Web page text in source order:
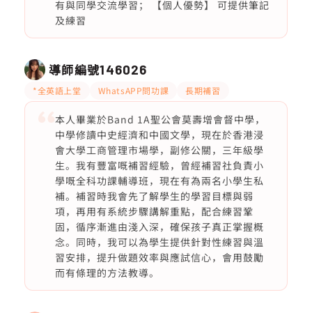
有與同學交流學習； 【個人優勢】 可提供筆記
及練習
導師編號146026
*全英語上堂 WhatsAPP問功課 長期補習
本人畢業於Band 1A聖公會莫壽增會督中學，
中學修讀中史經濟和中國文學，現在於香港浸
會大學工商管理市場學，副修公關，三年級學
生。我有豐富嘅補習經驗，曾經補習社負責小
學嘅全科功課輔導班，現在有為兩名小學生私
補。補習時我會先了解學生的學習目標與弱
項，再用有系統步驟講解重點，配合練習鞏
固，循序漸進由淺入深，確保孩子真正掌握概
念。同時，我可以為學生提供針對性練習與溫
習安排，提升做題效率與應試信心，會用鼓勵
而有條理的方法教導。